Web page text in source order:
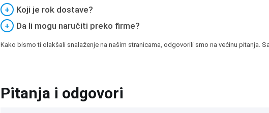
+
Koji je rok dostave?
+
Da li mogu naručiti preko firme?
Kako bismo ti olakšali snalaženje na našim stranicama, odgovorili smo na većinu pitanja.
Pitanja i odgovori